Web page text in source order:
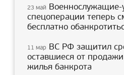
23 май Военнослужащие-
спецоперации теперь
бесплатно
11 мар ВС РФ защитил
оставшиеся от
жилья банкрота